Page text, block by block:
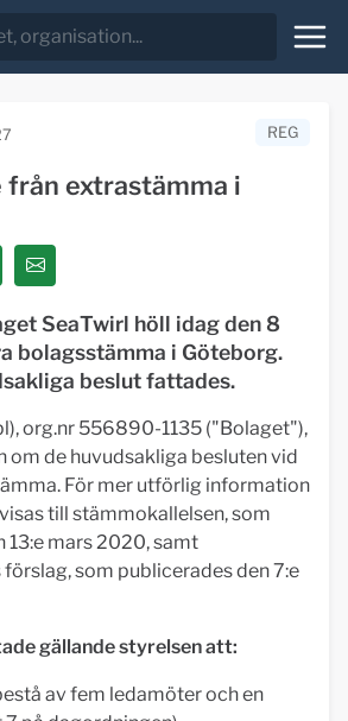
REG
från extrastämma i
SeaTwirl höll idag den 8
bolagsstämma i Göteborg.
beslut fattades.
org.nr 556890-1135 ("Bolaget"),
om de huvudsakliga besluten vid
För mer utförlig information
till stämmokallelsen, som
13:e mars 2020, samt
som publicerades den 7:e
gällande styrelsen att:
av fem ledamöter och en